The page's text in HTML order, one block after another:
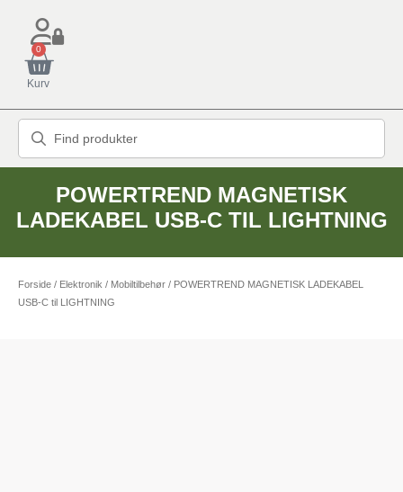
0
Kurv
POWERTREND MAGNETISK
LADEKABEL USB-C TIL LIGHTNING
Forside / Elektronik / Mobiltilbehør / POWERTREND MAGNETISK LADEKABEL
USB-C til LIGHTNING